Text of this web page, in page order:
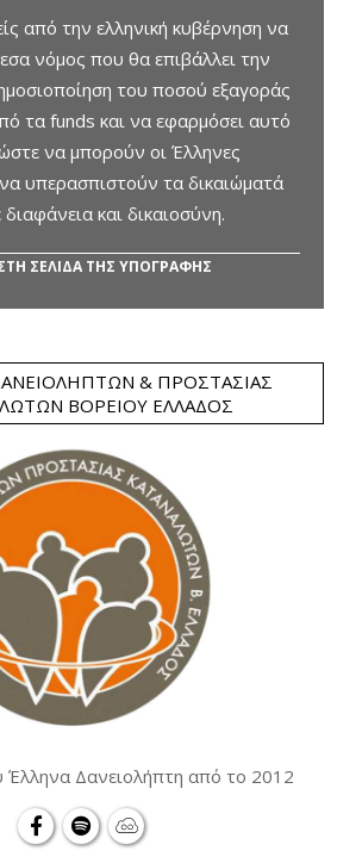
από την ελληνική κυβέρνηση να
νόμος που θα επιβάλλει την
του ποσού εξαγοράς
τα funds και να εφαρμόσει αυτό
να μπορούν οι Έλληνες
υπερασπιστούν τα δικαιώματά
και δικαιοσύνη.
ΣΕΛΙΔΑ ΤΗΣ ΥΠΟΓΡΑΦΗΣ
& ΠΡΟΣΤΑΣΊΑΣ
ΒΟΡΕΊΟΥ ΕΛΛΆΔΟΣ
Έλληνα Δανειολήπτη από το 2012